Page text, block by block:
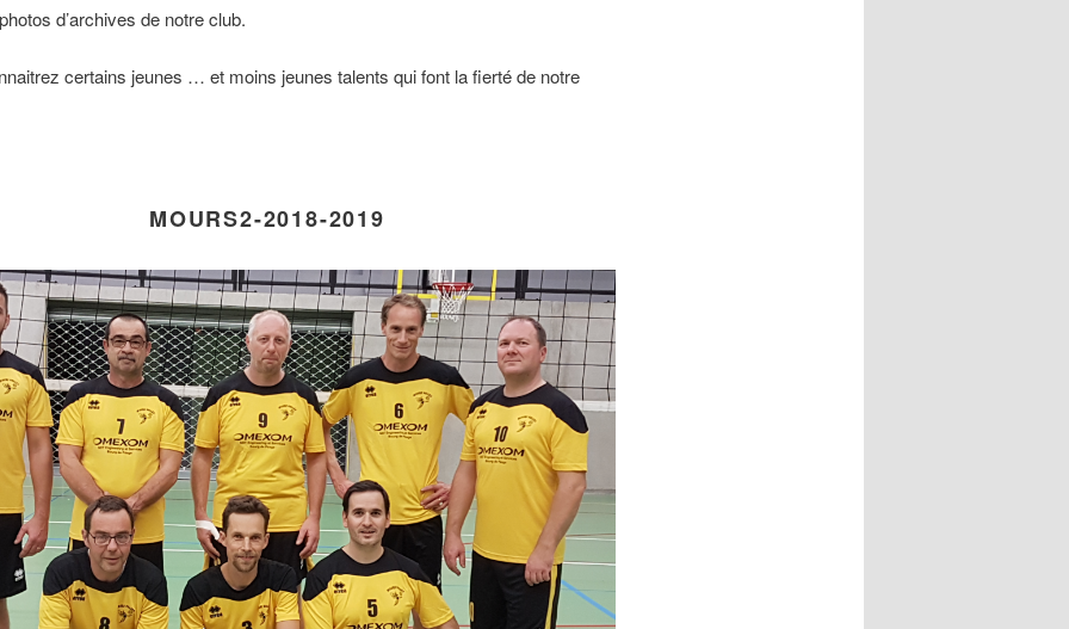
d’archives de notre club.
certains jeunes … et moins jeunes talents qui font la fierté de notre
MOURS2-2018-2019